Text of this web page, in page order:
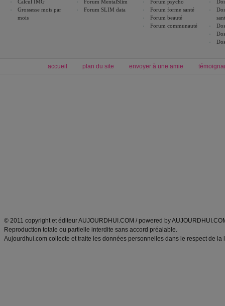
Calcul IMG
Grossesse mois par
mois
Forum MentalSlim
Forum SLIM data
Forum psycho
Forum forme santé
Forum beauté
Forum communauté
accueil plan du site envoyer à une amie
© 2011 copyright et éditeur AUJOURDHUI.COM / powered by
Reproduction totale ou partielle interdite sans accord préalable.
Aujourdhui.com collecte et traite les données personnelles dans le respect de